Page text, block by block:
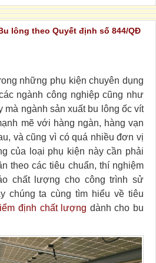
lông theo Quyết định số 844/QĐ
những phụ kiện chuyên dụng
ngành công nghiệp cũng như
mà ngành sản xuất bu lông ốc vít
mẽ với hàng ngàn, hàng vạn
và cũng vì có quá nhiều đơn vị
của loại phụ kiện này cần phải
theo các tiêu chuẩn, thí nghiệm
chất lượng cho công trình sử
chúng ta cùng tìm hiểu về tiêu
định chất lượng dành cho bu